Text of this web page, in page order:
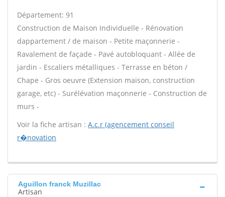
Département: 91
Construction de Maison Individuelle - Rénovation
dappartement / de maison - Petite maçonnerie -
Ravalement de façade - Pavé autobloquant - Allée de
jardin - Escaliers métalliques - Terrasse en béton /
Chape - Gros oeuvre (Extension maison, construction
garage, etc) - Surélévation maçonnerie - Construction de
murs -
Voir la fiche artisan : A.c.r (agencement conseil
r�novation
Aguillon franck Muzillac
Artisan